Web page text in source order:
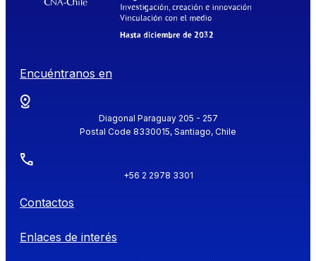
Encuéntranos en
Diagonal Paraguay 205 - 257
Postal Code 8330015, Santiago, Chile
+56 2 2978 3301
Contactos
Enlaces de interés